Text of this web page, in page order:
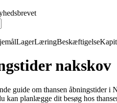
LagerLæringBeskæftigelse
nakskov
guide om thansen åbningstider
kan planlægge dit besøg hos